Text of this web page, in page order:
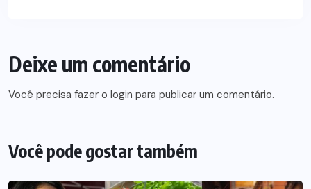
Deixe um comentário
Você precisa fazer o login para publicar um comentário.
Você pode gostar também